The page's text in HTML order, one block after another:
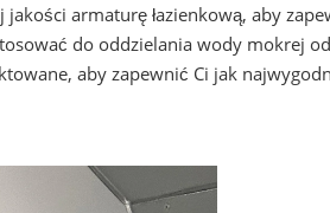
armaturę łazienkową, aby
do oddzielania wody mokrej
aby zapewnić Ci jak